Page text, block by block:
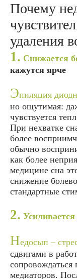
Почему
удаления
1. Снижается
кажутся ярче
Эпиляция
но ощутимая:
чувствуется
При нехватке
более
обычно
как более
медицине сна
снижение
стандартные
2.
Недосып –
сдвигами в
медиаторов.